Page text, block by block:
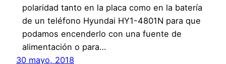
polaridad tanto en la placa como en la batería
de un teléfono Hyundai HY1-4801N para que
podamos encenderlo con una fuente de
alimentación o para…
30 mayo, 2018